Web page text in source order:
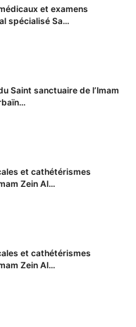
et examens
spécialisé Sa...
Saint sanctuaire de l’Imam
et cathétérismes
Zein Al...
et cathétérismes
Zein Al...